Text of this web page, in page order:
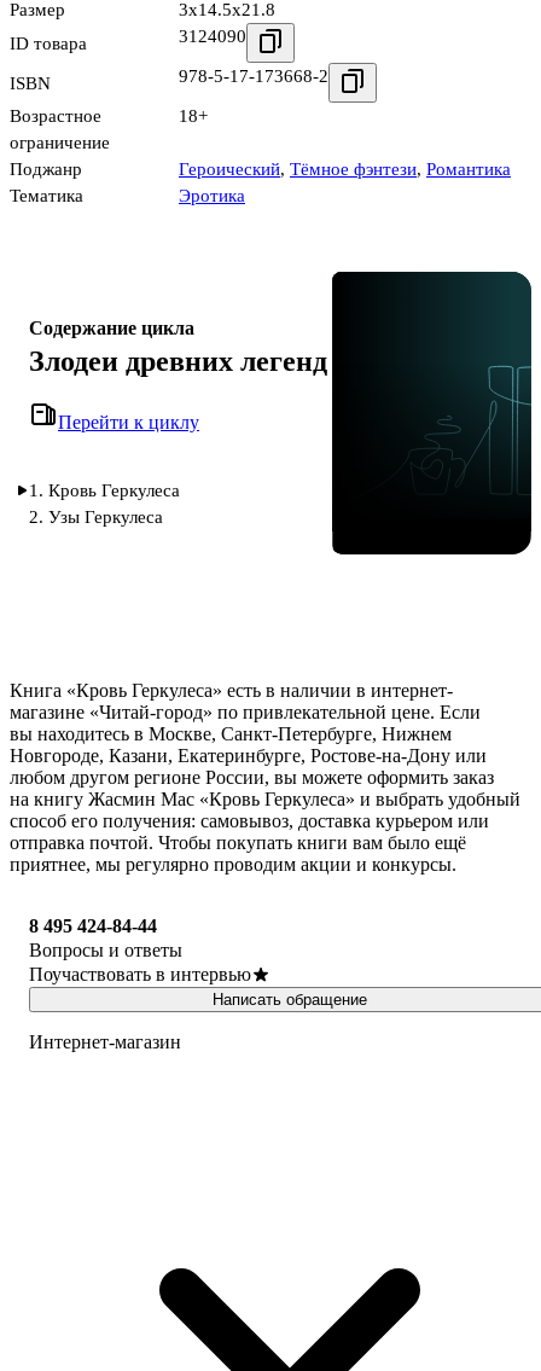
Размер
3x14.5x21.8
ID товара
3124090
ISBN 978-5-17-173668-2
Возрастное
ограничение
18+
Поджанр Героический, Тёмное фэнтези, Романтика
Тематика
Эротика
Содержание цикла
Злодеи древних легенд
Перейти к циклу
1. Кровь Геркулеса
2. Узы Геркулеса
Книга «Кровь Геркулеса» есть в наличии в интернет-
магазине «Читай-город» по привлекательной цене. Если
вы находитесь в Москве, Санкт-Петербурге, Нижнем
Новгороде, Казани, Екатеринбурге, Ростове-на-Дону или
любом другом регионе России, вы можете оформить заказ
на книгу Жасмин Мас «Кровь Геркулеса» и выбрать удобный
способ его получения: самовывоз, доставка курьером или
отправка почтой. Чтобы покупать книги вам было ещё
приятнее, мы регулярно проводим акции и конкурсы.
8 495 424-84-44
Вопросы и ответы
Поучаствовать в интервью
Написать обращение
Интернет-магазин